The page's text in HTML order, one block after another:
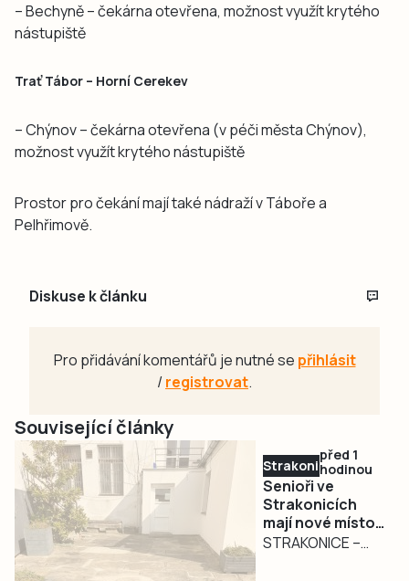
– Bechyně – čekárna otevřena, možnost využít krytého
nástupiště
Trať Tábor – Horní Cerekev
– Chýnov – čekárna otevřena (v péči města Chýnov),
možnost využít krytého nástupiště
Prostor pro čekání mají také nádraží v Táboře a
Pelhřimově.
Diskuse k článku
Pro přidávání komentářů je nutné se přihlásit
/registrovat.
Související články
Strakonicko
před 1
hodinou
Senioři ve
Strakonicích
mají nové místo
pro setkávání.
STRAKONICE –